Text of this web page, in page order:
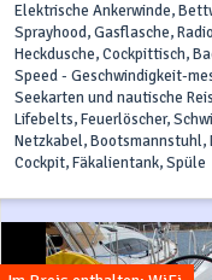
Elektrische Ankerwinde,
Sprayhood, Gasflasche,
Heckdusche, Cockpittisch,
Speed - Geschwindigkeit-
Seekarten und nautische
Lifebelts, Feuerlöscher,
Netzkabel, Bootsmannstuhl,
Cockpit, Fäkalientank, Spüle